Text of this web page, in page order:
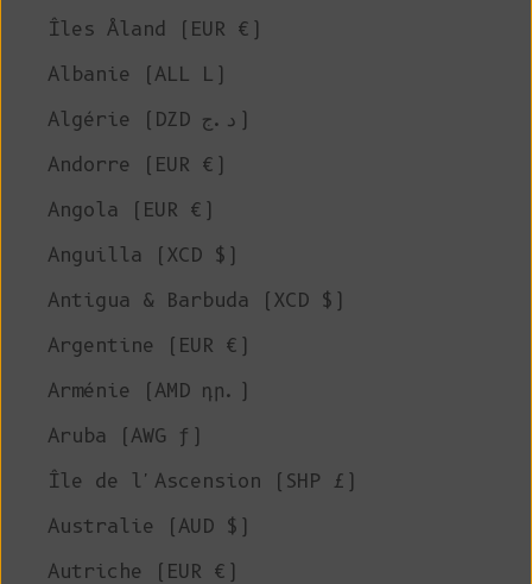
Îles Åland (EUR €)
Albanie (ALL L)
Algérie (DZD د.ج)
Andorre (EUR €)
Angola (EUR €)
Anguilla (XCD $)
Antigua & Barbuda (XCD $)
Argentine (EUR €)
Arménie (AMD դր.)
Aruba (AWG ƒ)
Île de l'Ascension (SHP £)
Australie (AUD $)
Autriche (EUR €)